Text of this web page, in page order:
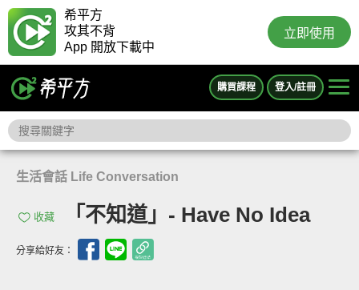
希平方
攻其不背
App 開放下載中
立即使用
購買課程 登入/註冊
生活會話 Life Conversation
收藏 「不知道」- Have No Idea
分享給好友：